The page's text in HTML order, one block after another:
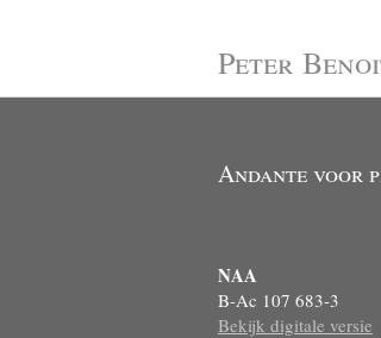
Peter
Andante voor
NAA
B-Ac 107 683-3
Bekijk digitale versie